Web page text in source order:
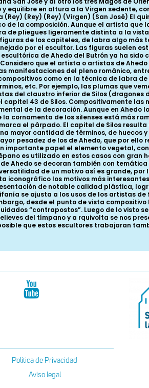
Política de Privacidad
Aviso legal